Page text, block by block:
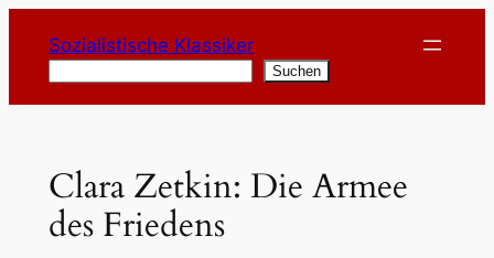
Inhalt
springen
Sozialistische Klassiker
Suchen
Clara Zetkin: Die Armee
des Friedens